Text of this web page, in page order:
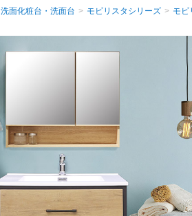
商品ペ
洗面化粧台・洗面台 > モビリスタシリーズ > モビ